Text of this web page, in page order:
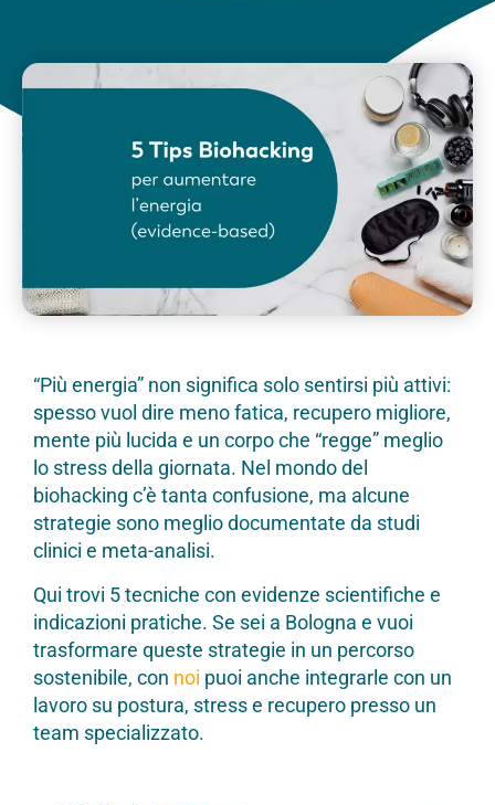
“Più energia” non significa solo sentirsi più attivi:
spesso vuol dire meno fatica, recupero migliore,
mente più lucida e un corpo che “regge” meglio
lo stress della giornata. Nel mondo del
biohacking c’è tanta confusione, ma alcune
strategie sono meglio documentate da studi
clinici e meta-analisi.
Qui trovi 5 tecniche con evidenze scientifiche e
indicazioni pratiche. Se sei a Bologna e vuoi
trasformare queste strategie in un percorso
sostenibile, con noi puoi anche integrarle con un
lavoro su postura, stress e recupero presso un
team specializzato.